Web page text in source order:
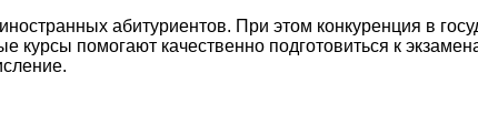
абитуриентов. При этом конкуренция в
курсы помогают качественно подготовиться к